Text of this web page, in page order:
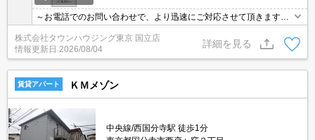
～お電話でのお問い合わせで、より迅速にご対応させて頂きます～
地域密着タウンハウジング【国立店】まで～
株式会社タウンハウジング東京 国立店
情報更新日 2026/08/04
詳細を見る
賃貸アパート ＫＭメゾン
中央線/西国分寺駅 徒歩1分